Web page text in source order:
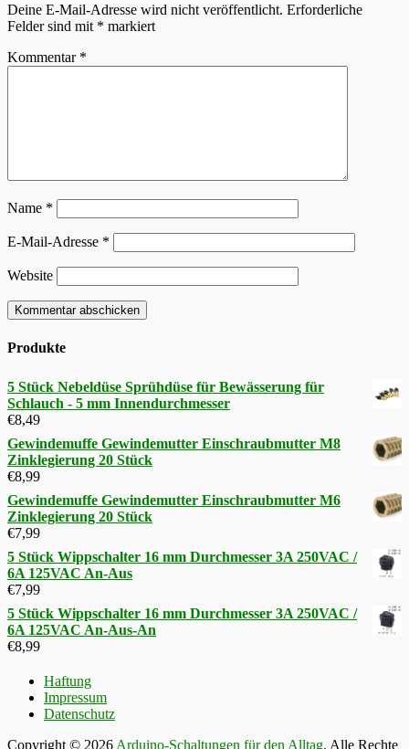
Deine E-Mail-Adresse wird nicht veröffentlicht. Erforderliche
Felder sind mit * markiert
Kommentar *
Name *
E-Mail-Adresse *
Website
Produkte
5 Stück Nebeldüse Sprühdüse für Bewässerung für
Schlauch - 5 mm Innendurchmesser
€8,49
Gewindemuffe Gewindemutter Einschraubmutter M8
Zinklegierung 20 Stück
€8,99
Gewindemuffe Gewindemutter Einschraubmutter M6
Zinklegierung 20 Stück
€7,99
5 Stück Wippschalter 16 mm Durchmesser 3A 250VAC /
6A 125VAC An-Aus
€7,99
5 Stück Wippschalter 16 mm Durchmesser 3A 250VAC /
6A 125VAC An-Aus-An
€8,99
Haftung
Impressum
Datenschutz
Copyright © 2026 Arduino-Schaltungen für den Alltag. Alle Rechte